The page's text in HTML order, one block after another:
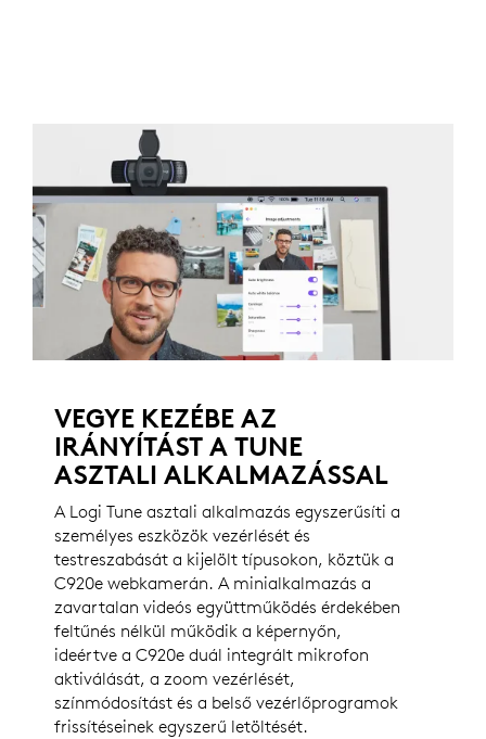
VEGYE KEZÉBE AZ
IRÁNYÍTÁST A TUNE
ASZTALI ALKALMAZÁSSAL
A Logi Tune asztali alkalmazás egyszerűsíti a
személyes eszközök vezérlését és
testreszabását a kijelölt típusokon, köztük a
C920e webkamerán. A minialkalmazás a
zavartalan videós együttműködés érdekében
feltűnés nélkül működik a képernyőn,
ideértve a C920e duál integrált mikrofon
aktiválását, a zoom vezérlését,
színmódosítást és a belső vezérlőprogramok
frissítéseinek egyszerű letöltését.